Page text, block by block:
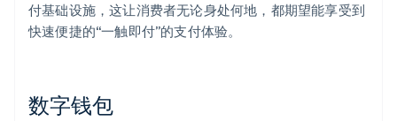
付基础设施，这让消费者无论身处何地，都期望能享受到
快速便捷的“一触即付”的支付体验。
数字钱包